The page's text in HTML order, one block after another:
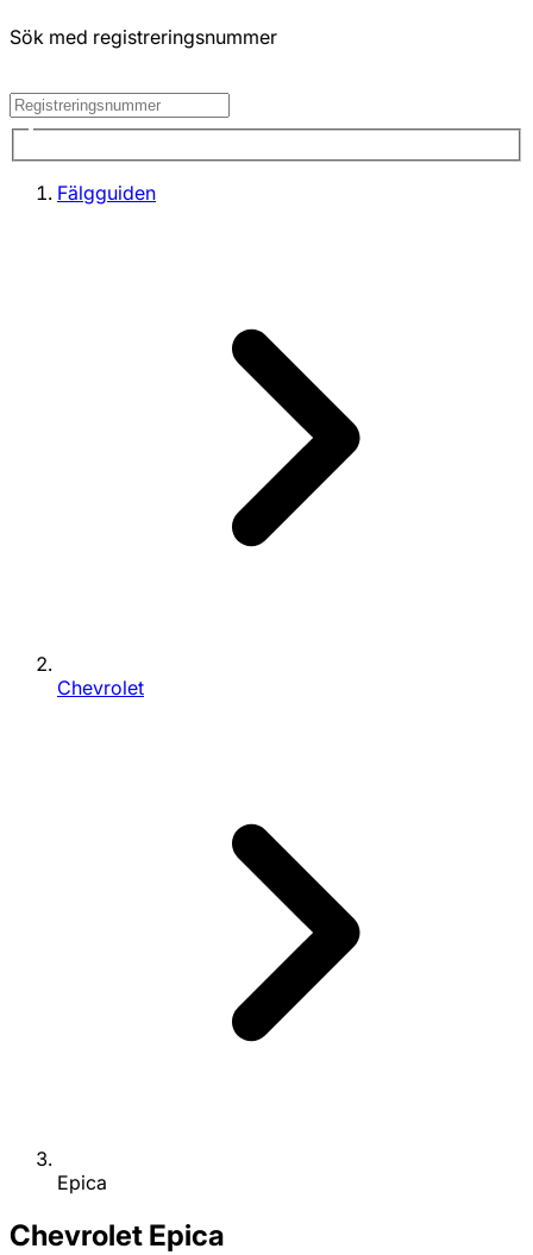
Sök med registreringsnummer
Fälgguiden
Chevrolet
Epica
Chevrolet Epica